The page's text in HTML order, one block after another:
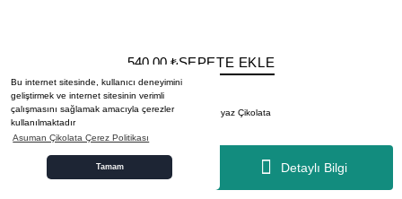
Bu internet sitesinde, kullanıcı deneyimini
geliştirmek ve internet sitesinin verimli
çalışmasını sağlamak amacıyla çerezler
kullanılmaktadır
Asuman Çikolata Çerez Politikası
Tamam Detaylı Bilgi
540,00 ₺SEPETE EKLE